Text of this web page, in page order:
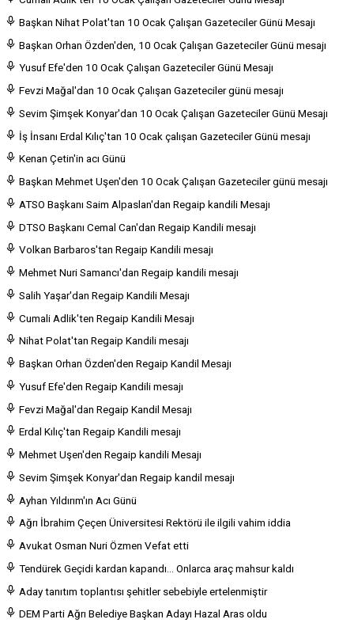
Başkan Nihat Polat'tan 10 Ocak Çalışan Gazeteciler Günü Mesajı
Başkan Orhan Özden'den, 10 Ocak Çalışan Gazeteciler Günü mesajı
Yusuf Efe'den 10 Ocak Çalışan Gazeteciler Günü Mesajı
Fevzi Mağal'dan 10 Ocak Çalışan Gazeteciler günü mesajı
Sevim Şimşek Konyar'dan 10 Ocak Çalışan Gazeteciler Günü Mesajı
İş İnsanı Erdal Kılıç'tan 10 Ocak çalışan Gazeteciler Günü mesajı
Kenan Çetin'in acı Günü
Başkan Mehmet Uşen'den 10 Ocak Çalışan Gazeteciler günü mesajı
ATSO Başkanı Saim Alpaslan'dan Regaip kandili Mesajı
DTSO Başkanı Cemal Can'dan Regaip Kandili mesajı
Volkan Barbaros'tan Regaip Kandili mesajı
Mehmet Nuri Samancı'dan Regaip kandili mesajı
Salih Yaşar'dan Regaip Kandili Mesajı
Cumali Adlik'ten Regaip Kandili Mesajı
Nihat Polat'tan Regaip Kandili mesajı
Başkan Orhan Özden'den Regaip Kandil Mesajı
Yusuf Efe'den Regaip Kandili mesajı
Fevzi Mağal'dan Regaip Kandil Mesajı
Erdal Kılıç'tan Regaip Kandili mesajı
Mehmet Uşen'den Regaip kandili Mesajı
Sevim Şimşek Konyar'dan Regaip kandil mesajı
Ayhan Yıldırım'ın Acı Günü
Ağrı İbrahim Çeçen Üniversitesi Rektörü ile ilgili vahim iddia
Avukat Osman Nuri Özmen Vefat etti
Tendürek Geçidi kardan kapandı... Onlarca araç mahsur kaldı
Aday tanıtım toplantısı şehitler sebebiyle ertelenmiştir
DEM Parti Ağrı Belediye Başkan Adayı Hazal Aras oldu